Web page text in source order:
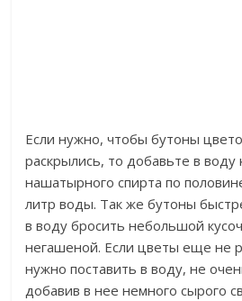
Если нужно, чтобы бутоны
раскрылись, то добавьте в воду
нашатырного спирта по
литр воды. Так же бутоны
в воду бросить небольшой
негашеной. Если цветы еще не
нужно поставить в воду, не
добавив в нее немного сырого